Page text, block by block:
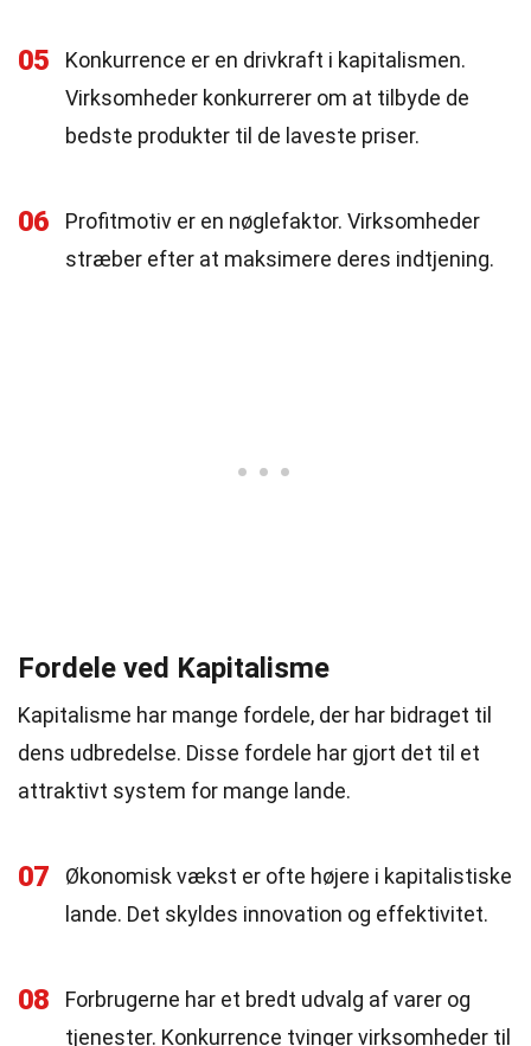
05
Konkurrence er en drivkraft i kapitalismen.
Virksomheder konkurrerer om at tilbyde de
bedste produkter til de laveste priser.
06
Profitmotiv er en nøglefaktor. Virksomheder
stræber efter at maksimere deres indtjening.
Fordele ved Kapitalisme
Kapitalisme har mange fordele, der har bidraget til
dens udbredelse. Disse fordele har gjort det til et
attraktivt system for mange lande.
07
Økonomisk vækst er ofte højere i kapitalistiske
lande. Det skyldes innovation og effektivitet.
08
Forbrugerne har et bredt udvalg af varer og
tjenester. Konkurrence tvinger virksomheder til